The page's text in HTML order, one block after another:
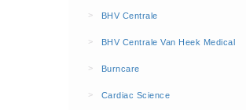
BHV kasten (0)
Evacuatie - Zaklampen (0)
> BHV Centrale
> BHV Centrale Van Heek Medical
> Burncare
> Cardiac Science